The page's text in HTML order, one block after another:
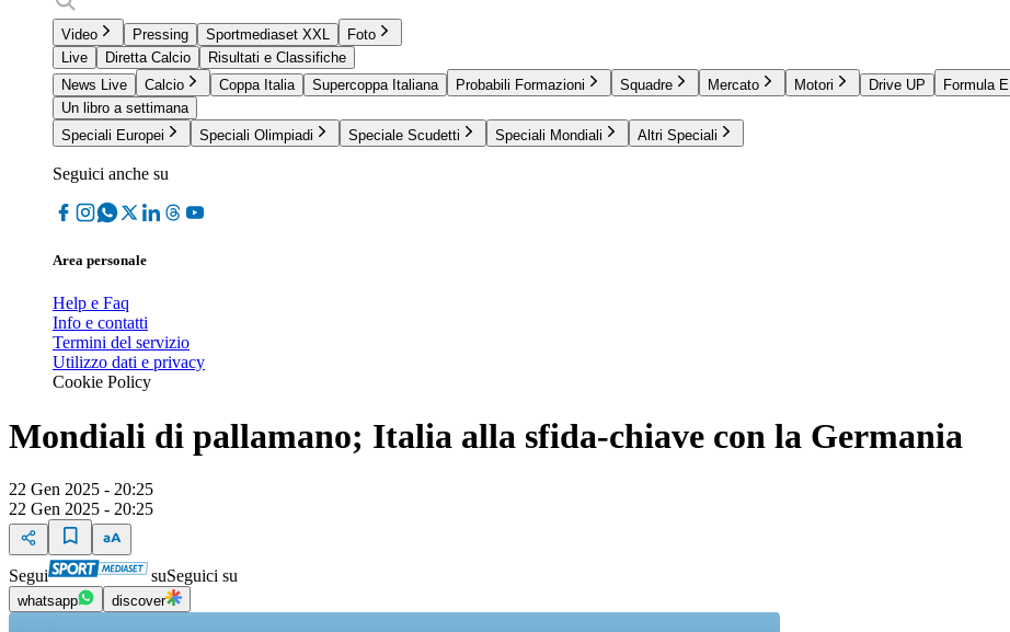
Video Pressing Sportmediaset XXL
Foto
Live
Diretta Calcio
Risultati e Classifiche
News Live
Calcio Coppa Italia Supercoppa Italiana Probabili Formazioni Squadre Mercato Motori Drive UP Formula E
Un libro a settimana
Speciali Europei
Speciali Olimpiadi Speciale Scudetti Speciali Mondiali Altri Speciali
Seguici anche su
Area personale
Help e Faq
Info e contatti
Termini del servizio
Utilizzo dati e privacy
Cookie Policy
Mondiali di pallamano; Italia alla sfida-chiave con la Germania
22 Gen 2025 - 20:25
22 Gen 2025 - 20:25
Segui suSeguici su
whatsapp discover